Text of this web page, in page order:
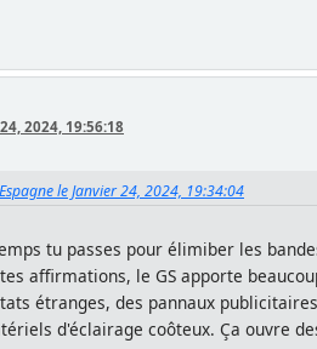
2024, 19:56:18
le Janvier 24, 2024, 19:34:04
tu passes pour élimiber les
affirmations, le GS apporte
étranges, des pannaux
d'éclairage coôteux. Ça ouvre